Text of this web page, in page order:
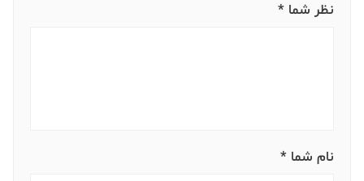
نظر شما *
نام شما *